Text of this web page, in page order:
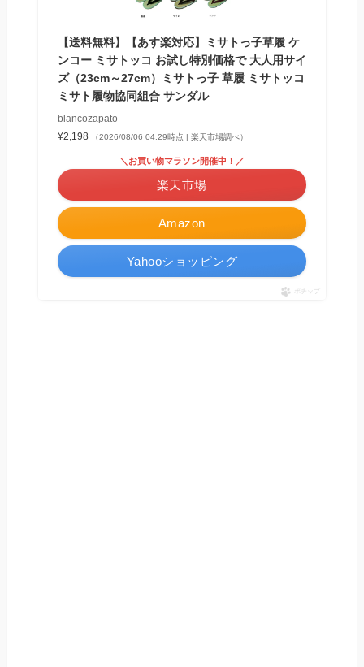
【送料無料】【あす楽対応】ミサトっ子草履 ケ
ンコー ミサトッコ お試し特別価格で 大人用サイ
ズ（23cm～27cm）ミサトっ子 草履 ミサトッコ
ミサト履物協同組合 サンダル
blancozapato
¥2,198
（2026/08/06 04:29時点 | 楽天市場調べ）
Amazon
＼お買い物マラソン開催中！／
楽天市場
Yahooショッピング
ポチップ